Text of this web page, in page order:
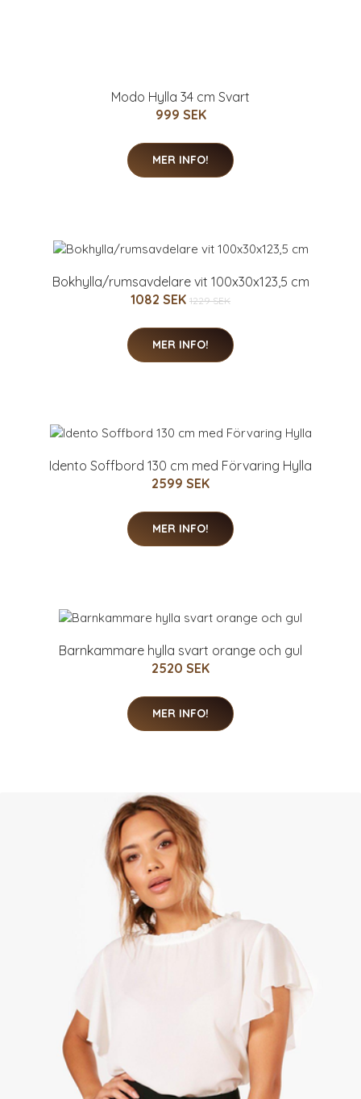
Modo Hylla 34 cm Svart
999 SEK
MER INFO!
Bokhylla/rumsavdelare vit 100x30x123,5 cm
1082 SEK 1229 SEK
MER INFO!
Idento Soffbord 130 cm med Förvaring Hylla
2599 SEK
MER INFO!
Barnkammare hylla svart orange och gul
2520 SEK
MER INFO!